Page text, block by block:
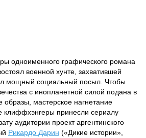
одноименного графического романа
военной хунте, захватившей
мощный социальный посыл. Чтобы
с инопланетной силой подана в
образы, мастерское нагнетание
принесли сериалу
аудитории проект аргентинского
Рикардо Дарин («Дикие истории»,